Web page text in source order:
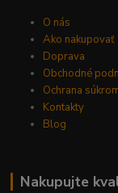
O nás
Ako nakupovať
Doprava
Obchodné
Ochrana
Kontakty
Blog
Nakupujte